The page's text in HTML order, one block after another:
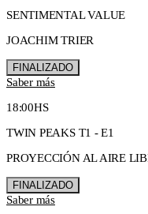
SENTIMENTAL VALUE
JOACHIM TRIER
FINALIZADO
Saber más
18:00HS
TWIN PEAKS T1 - E1
PROYECCIÓN AL AIRE
FINALIZADO
Saber más